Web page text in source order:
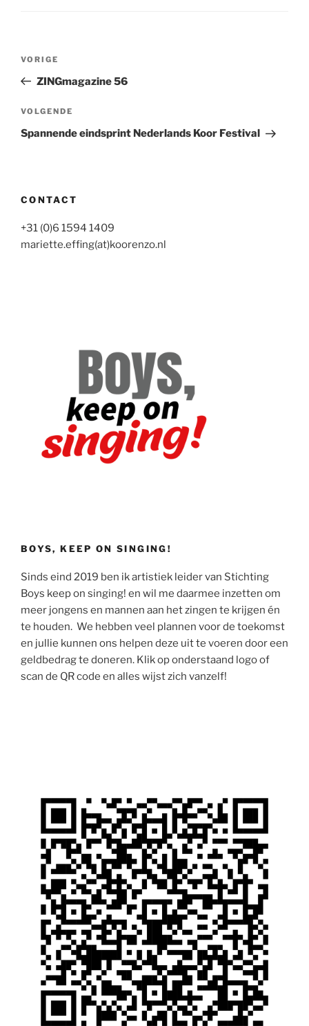
Bericht
Vorig
bericht
VORIGE
ZINGmagazine 56
Volgend
bericht
VOLGENDE
Spannende eindsprint Nederlands Koor Festival
CONTACT
+31 (0)6 1594 1409
mariette.effing(at)koorenzo.nl
BOYS, KEEP ON SINGING!
Sinds eind 2019 ben ik artistiek leider van Stichting
Boys keep on singing! en wil me daarmee inzetten om
meer jongens en mannen aan het zingen te krijgen én
te houden. We hebben veel plannen voor de toekomst
en jullie kunnen ons helpen deze uit te voeren door een
geldbedrag te doneren. Klik op onderstaand logo of
scan de QR code en alles wijst zich vanzelf!